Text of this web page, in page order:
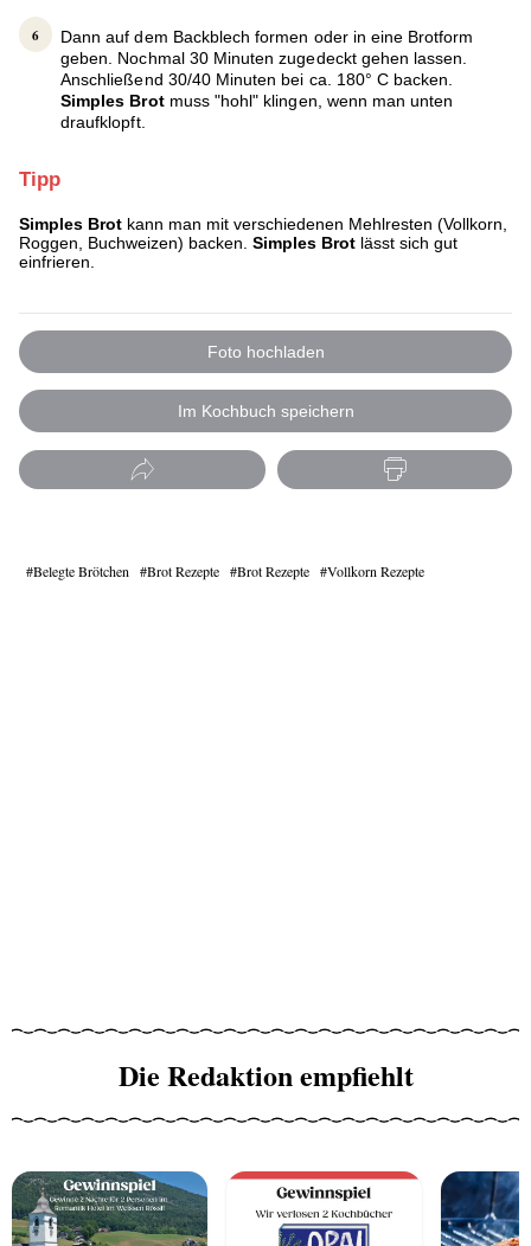
Dann auf dem Backblech formen oder in eine Brotform
geben. Nochmal 30 Minuten zugedeckt gehen lassen.
Anschließend 30/40 Minuten bei ca. 180° C backen.
Simples Brotmuss "hohl" klingen, wenn man unten
draufklopft.
Tipp
Simples Brot kann man mit verschiedenen Mehlresten (Vollkorn,
Roggen, Buchweizen) backen. Simples Brot lässt sich gut
einfrieren.
Foto hochladen
Im Kochbuch speichern
Belegte Brötchen Brot Rezepte Brot Rezepte Vollkorn Rezepte
Die Redaktion empfiehlt